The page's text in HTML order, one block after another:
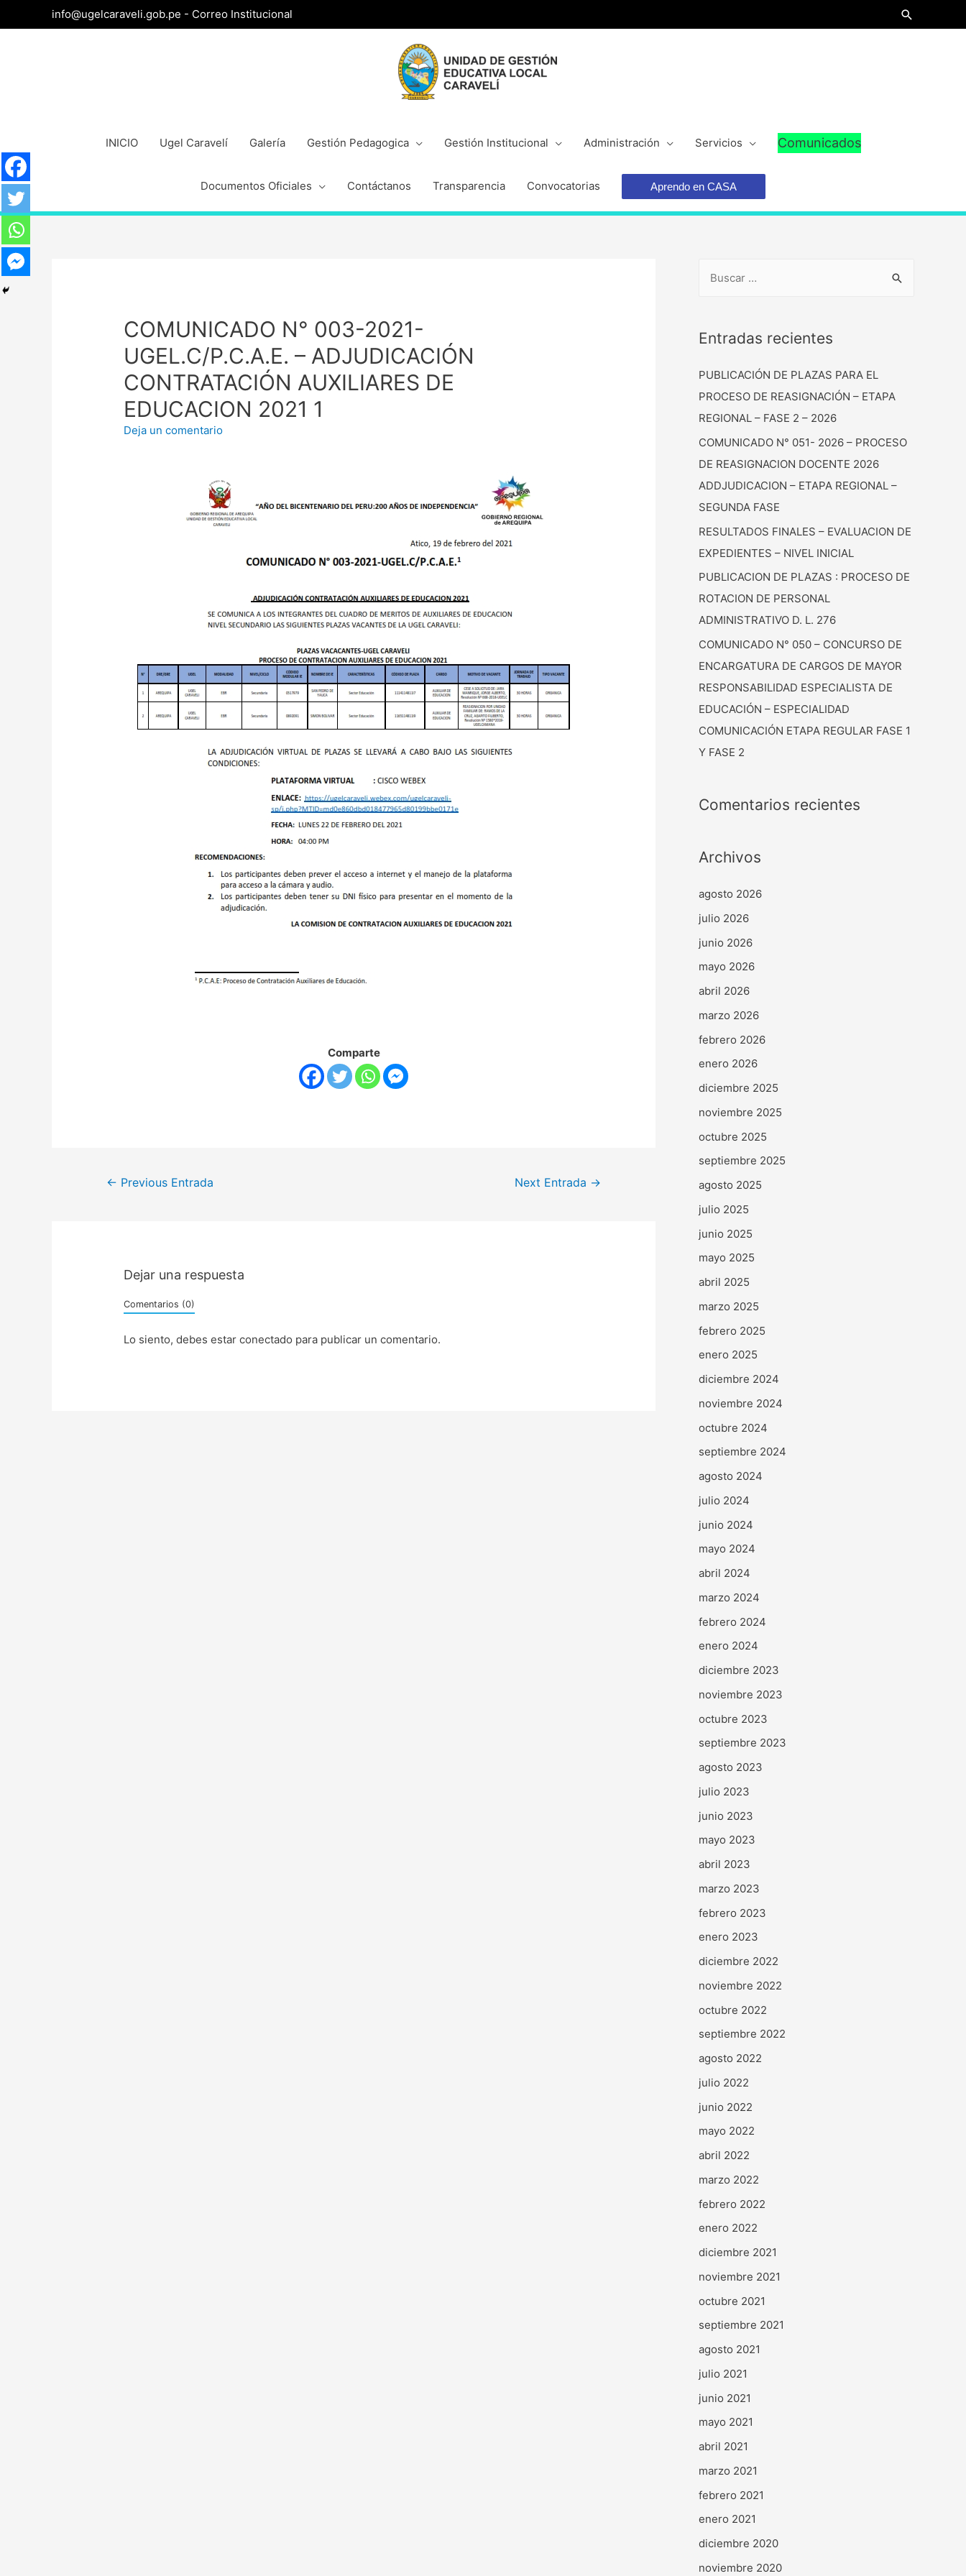
info@ugelcaraveli.gob.pe - Correo Institucional
INICIO Ugel Caravelí Galería Gestión Pedagogica Gestión Institucional Administración Servicios Comunicados
Documentos Oficiales Contáctanos Transparencia Convocatorias Aprendo en CASA
COMUNICADO N° 003-2021-
UGEL.C/P.C.A.E. – ADJUDICACIÓN
CONTRATACIÓN AUXILIARES DE
EDUCACION 2021 1
Deja un comentario
Comparte
← Previous Entrada Next Entrada →
Dejar una respuesta
Comentarios (0)
Lo siento, debes estarconectado para publicar un comentario.
Entradas recientes
PUBLICACIÓN DE PLAZAS PARA EL
PROCESO DE REASIGNACIÓN – ETAPA
REGIONAL – FASE 2 – 2026
COMUNICADO N° 051- 2026 – PROCESO
DE REASIGNACION DOCENTE 2026
ADDJUDICACION – ETAPA REGIONAL –
SEGUNDA FASE
RESULTADOS FINALES – EVALUACION DE
EXPEDIENTES – NIVEL INICIAL
PUBLICACION DE PLAZAS : PROCESO DE
ROTACION DE PERSONAL
ADMINISTRATIVO D. L. 276
COMUNICADO N° 050 – CONCURSO DE
ENCARGATURA DE CARGOS DE MAYOR
RESPONSABILIDAD ESPECIALISTA DE
EDUCACIÓN – ESPECIALIDAD
COMUNICACIÓN ETAPA REGULAR FASE 1
Y FASE 2
Comentarios recientes
Archivos
agosto 2026
julio 2026
junio 2026
mayo 2026
abril 2026
marzo 2026
febrero 2026
enero 2026
diciembre 2025
noviembre 2025
octubre 2025
septiembre 2025
agosto 2025
julio 2025
junio 2025
mayo 2025
abril 2025
marzo 2025
febrero 2025
enero 2025
diciembre 2024
noviembre 2024
octubre 2024
septiembre 2024
agosto 2024
julio 2024
junio 2024
mayo 2024
abril 2024
marzo 2024
febrero 2024
enero 2024
diciembre 2023
noviembre 2023
octubre 2023
septiembre 2023
agosto 2023
julio 2023
junio 2023
mayo 2023
abril 2023
marzo 2023
febrero 2023
enero 2023
diciembre 2022
noviembre 2022
octubre 2022
septiembre 2022
agosto 2022
julio 2022
junio 2022
mayo 2022
abril 2022
marzo 2022
febrero 2022
enero 2022
diciembre 2021
noviembre 2021
octubre 2021
septiembre 2021
agosto 2021
julio 2021
junio 2021
mayo 2021
abril 2021
marzo 2021
febrero 2021
enero 2021
diciembre 2020
noviembre 2020